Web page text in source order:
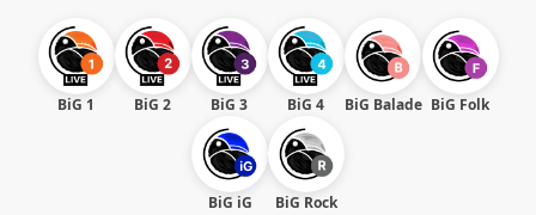
BiG 1 BiG 2 BiG 3 BiG 4 BiG Balade BiG Folk
BiG iG BiG Rock